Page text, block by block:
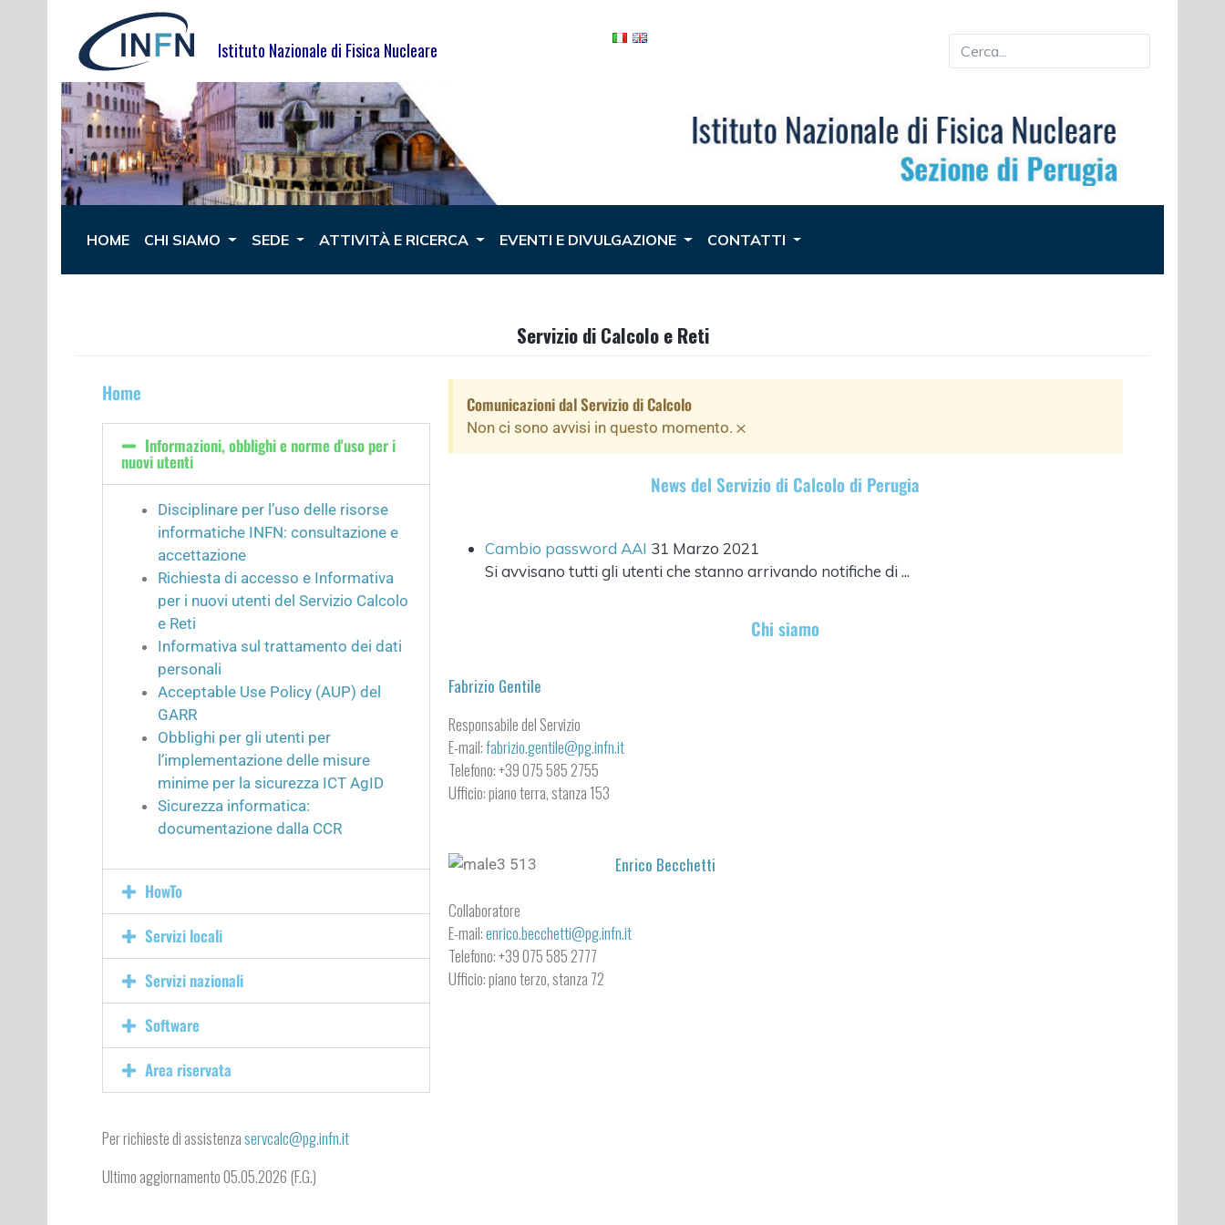
Istituto Nazionale di Fisica Nucleare
HOME CHI SIAMO SEDE ATTIVITÀ E RICERCA EVENTI E DIVULGAZIONE CONTATTI
Servizio di Calcolo e Reti
Home
Informazioni, obblighi e norme d'uso per i
nuovi utenti
Disciplinare per l’uso delle risorse
informatiche INFN: consultazione e
accettazione
Richiesta di accesso e Informativa
per i nuovi utenti del Servizio Calcolo
e Reti
Informativa sul trattamento dei dati
personali
Acceptable Use Policy (AUP) del
GARR
Obblighi per gli utenti per
l’implementazione delle misure
minime per la sicurezza ICT AgID
Sicurezza informatica:
documentazione dalla CCR
HowTo
Servizi locali
Servizi nazionali
Software
Area riservata
Comunicazioni dal Servizio di Calcolo
Non ci sono avvisi in questo momento. ×
News del Servizio di Calcolo di Perugia
Cambio password AAI 31 Marzo 2021
Si avvisano tutti gli utenti che stanno arrivando notifiche di ...
Chi siamo
Fabrizio Gentile
Responsabile del Servizio
E-mail:fabrizio.gentile@pg.infn.it
Telefono: +39 075 585 2755
Ufficio: piano terra, stanza 153
Enrico Becchetti
Collaboratore
E-mail:enrico.becchetti@pg.infn.it
Telefono: +39 075 585 2777
Ufficio: piano terzo, stanza 72
Per richieste di assistenzaservcalc@pg.infn.it
Ultimo aggiornamento 05.05.2026 (F.G.)